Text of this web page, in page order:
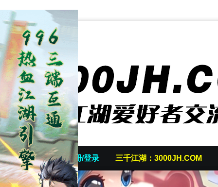
首页 发帖/注册/登录 三千江湖：3000JH.COM